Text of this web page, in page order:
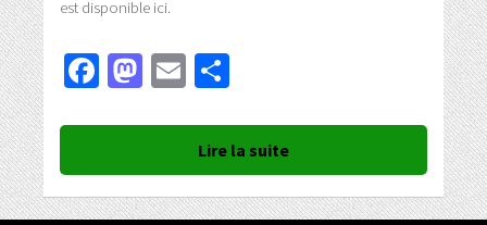
est disponible ici.
Facebook
Mastodon
Email
Lire la suite